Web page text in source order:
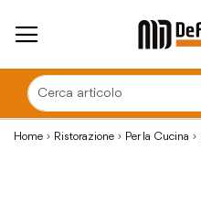
Home Ristorazione Per la Cucina